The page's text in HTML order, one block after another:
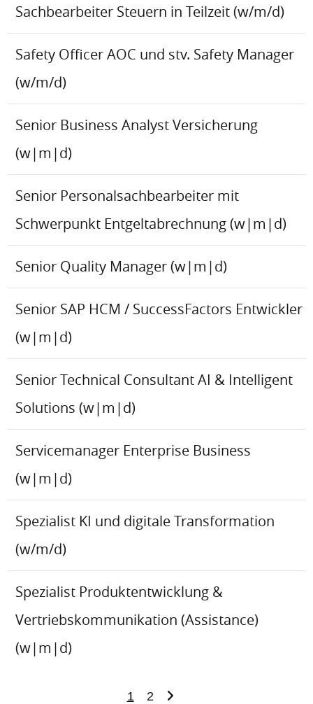
Sachbearbeiter Steuern in Teilzeit (w/m/d)
Safety Officer AOC und stv. Safety Manager
(w/m/d)
Senior Business Analyst Versicherung
(w|m|d)
Senior Personalsachbearbeiter mit
Schwerpunkt Entgeltabrechnung (w|m|d)
Senior Quality Manager (w|m|d)
Senior SAP HCM / SuccessFactors Entwickler
(w|m|d)
Senior Technical Consultant AI & Intelligent
Solutions (w|m|d)
Servicemanager Enterprise Business
(w|m|d)
Spezialist KI und digitale Transformation
(w/m/d)
Spezialist Produktentwicklung &
Vertriebskommunikation (Assistance)
(w|m|d)
1 2